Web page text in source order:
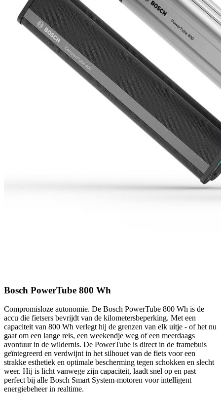
Bosch PowerTube 800 Wh
Compromisloze autonomie. De Bosch PowerTube 800 Wh is de
accu die fietsers bevrijdt van de kilometersbeperking. Met een
capaciteit van 800 Wh verlegt hij de grenzen van elk uitje - of het nu
gaat om een ​​lange reis, een weekendje weg of een meerdaags
avontuur in de wildernis. De PowerTube is direct in de framebuis
geïntegreerd en verdwijnt in het silhouet van de fiets voor een
strakke esthetiek en optimale bescherming tegen schokken en slecht
weer. Hij is licht vanwege zijn capaciteit, laadt snel op en past
perfect bij alle Bosch Smart System-motoren voor intelligent
energiebeheer in realtime.